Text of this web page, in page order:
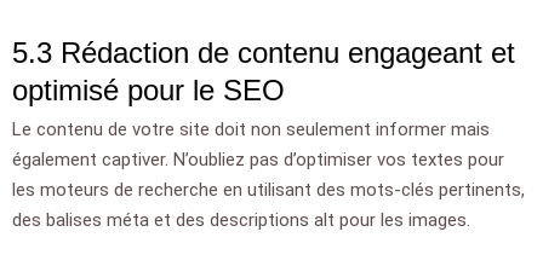
5.3 Rédaction de contenu engageant et
optimisé pour le SEO
Le contenu de votre site doit non seulement informer mais
également captiver. N’oubliez pas d’optimiser vos textes pour
les moteurs de recherche en utilisant des mots-clés pertinents,
des balises méta et des descriptions alt pour les images.